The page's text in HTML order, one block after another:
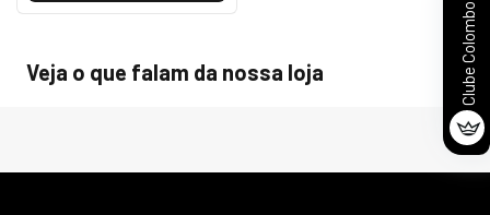
Veja o que falam da nossa loja Clube Colombo